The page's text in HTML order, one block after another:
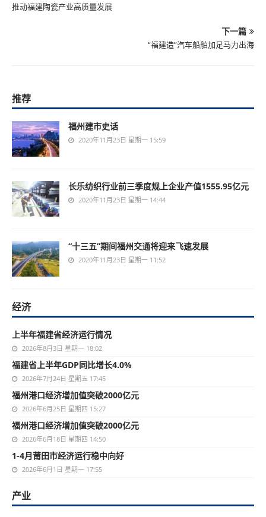
推动福建陶瓷产业高质量发展
下一篇
“福建造”汽车船舶加足马力出海
推荐
福州建市史话
2020年11月23日 星期一 15:59
长乐纺织行业前三季度规上企业产值1555.95亿元
2020年11月23日 星期一 14:44
“十三五”期间福州交通将迎来飞速发展
2020年11月23日 星期一 11:52
经济
上半年福建省经济运行情况
2026年8月3日 星期一 18:02
福建省上半年GDP同比增长4.0%
2026年7月24日 星期五 17:45
福州港口经济增加值突破2000亿元
2026年6月25日 星期四 15:27
福州港口经济增加值突破2000亿元
2026年6月18日 星期四 14:50
1-4月莆田市经济运行稳中向好
2026年6月1日 星期一 17:55
产业